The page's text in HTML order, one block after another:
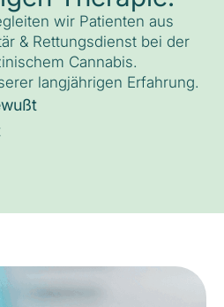
wir Patienten aus
& Rettungsdienst bei der
Cannabis.
langjährigen Erfahrung.